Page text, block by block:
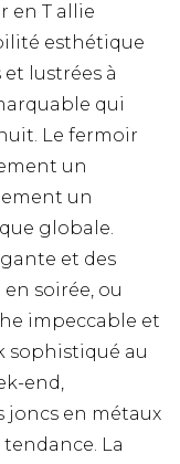
en T allie
esthétique
lustrées à
qui
Le fermoir
un
un
globale.
et des
soirée, ou
impeccable et
sophistiqué au
end,
joncs en métaux
La